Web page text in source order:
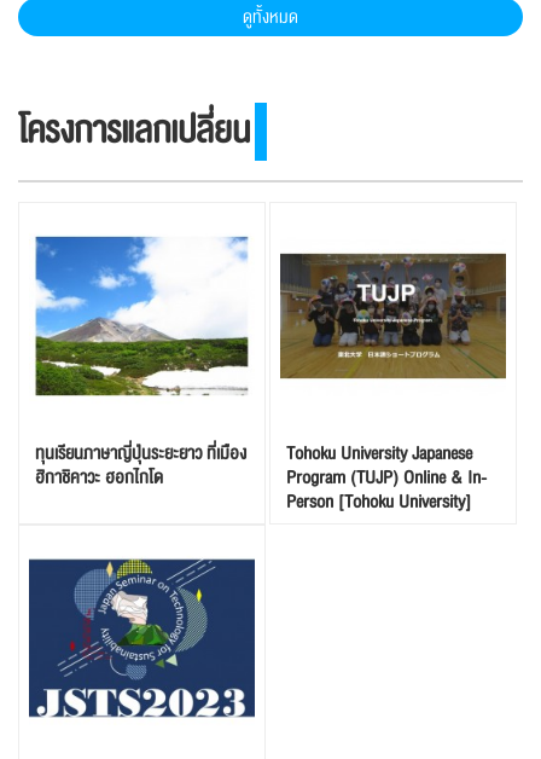
ดูทั้งหมด
โครงการแลกเปลี่ยน
ทุนเรียนภาษาญี่ปุ่นระยะยาว ที่เมือง
ฮิกาชิคาวะ ฮอกไกโด
Tohoku University Japanese
Program (TUJP) Online & In-
Person [Tohoku University]